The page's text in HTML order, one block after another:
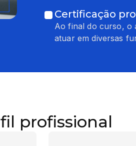
Certificação
Ao final do curso, o
atuar em diversas
profissional